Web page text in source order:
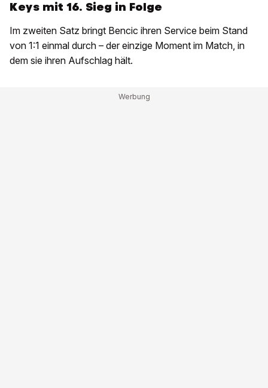
Keys mit 16. Sieg in Folge
Im zweiten Satz bringt Bencic ihren Service beim Stand
von 1:1 einmal durch – der einzige Moment im Match, in
dem sie ihren Aufschlag hält.